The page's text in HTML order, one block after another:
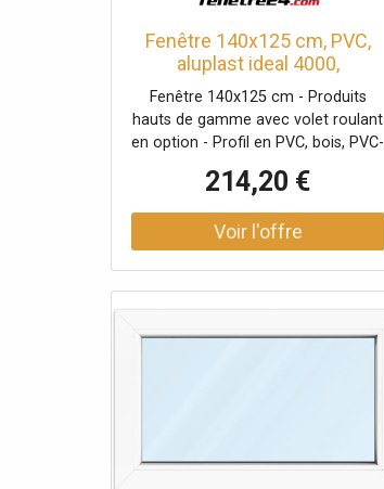
Fenêtre 140x125 cm, PVC,
aluplast ideal 4000,
1400x1250 mm, blanc,
fenêtre fixe, 1 vantail, double
vitrage, configuration
personnalisée
Fenêtre 140x125 cm - Produits
hauts de gamme avec volet roulant
en option - Profil en PVC, bois, PVC-
plusieurs types de pose - Triple ou
double vitrage performant.
214,20 €